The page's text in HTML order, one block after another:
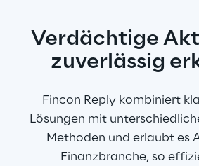
Verdächtige
zuverlässig
Fincon Reply kombiniert
Lösungen mit
Methoden und erlaubt es
Finanzbranche, so